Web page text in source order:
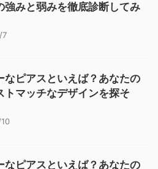
強みと弱みを徹底診断してみ
7
なピアスといえば？あなたの
トマッチなデザインを探そ
なピアスといえば？あなたの